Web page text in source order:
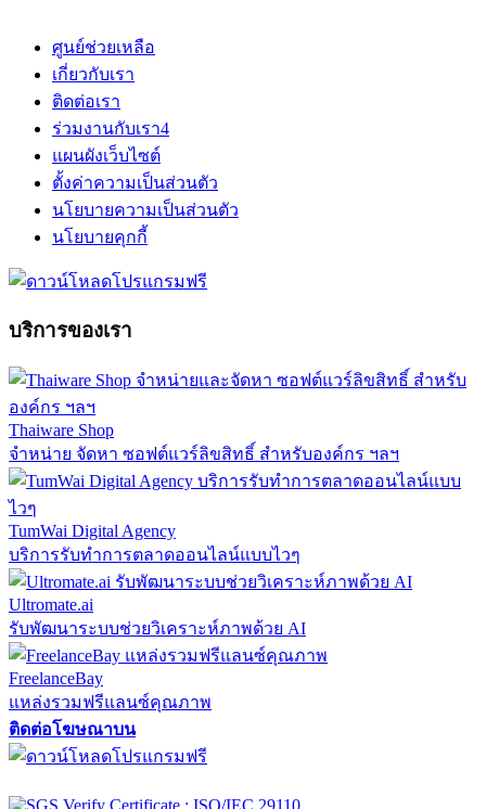
ศูนย์ช่วยเหลือ
เกี่ยวกับเรา
ติดต่อเรา
ร่วมงานกับเรา4
แผนผังเว็บไซต์
ตั้งค่าความเป็นส่วนตัว
นโยบายความเป็นส่วนตัว
นโยบายคุกกี้
บริการของเรา
Thaiware Shop
จำหน่าย จัดหา ซอฟต์แวร์ลิขสิทธิ์ สำหรับองค์กร ฯลฯ
TumWai Digital Agency
บริการรับทำการตลาดออนไลน์แบบไวๆ
Ultromate.ai
รับพัฒนาระบบช่วยวิเคราะห์ภาพด้วย AI
FreelanceBay
แหล่งรวมฟรีแลนซ์คุณภาพ
ติดต่อโฆษณาบน